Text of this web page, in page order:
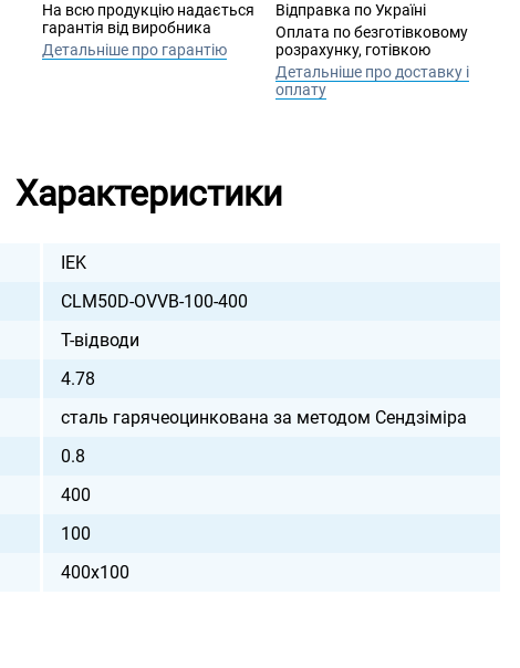
На всю продукцію надається
гарантія від виробника
Детальніше про гарантію
Відправка по Україні
Оплата по безготівковому
розрахунку, готівкою
Детальніше про доставку і
оплату
Характеристики
IEK
CLM50D-OVVB-100-400
Т-відводи
4.78
сталь гарячеоцинкована за методом Сендзіміра
0.8
400
100
400х100